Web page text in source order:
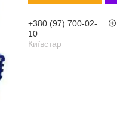
+380 (97) 700-02-
10
Київстар